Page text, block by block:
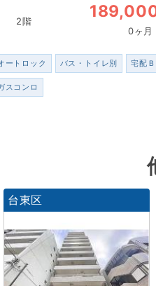
2階
0ヶ月
ートロック バス・トイレ別 宅配
スコンロ
台東区